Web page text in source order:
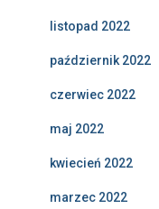
listopad 2022
październik 2022
czerwiec 2022
maj 2022
kwiecień 2022
marzec 2022